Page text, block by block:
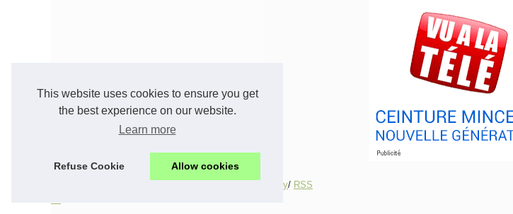
This website uses cookies to ensure you get
the best experience on our website.
Learn more
Refuse Cookie Allow cookies
Cookies Policy/ RSS